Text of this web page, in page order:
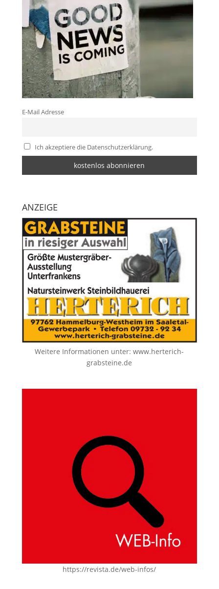
E-Mail Adresse
Ich akzeptiere die Datenschutzerklärung.
ANZEIGE
Weitere Informationen unter:www.herterich-
grabsteine.de
https://revista.de/web-infos/